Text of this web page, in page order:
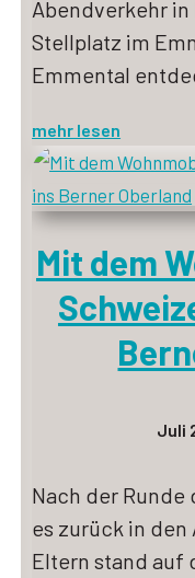
Abendverkehr in
Stellplatz im
Emmental
mehr lesen
Mit dem
Juli
Nach der
es zurück in den
Eltern stand auf